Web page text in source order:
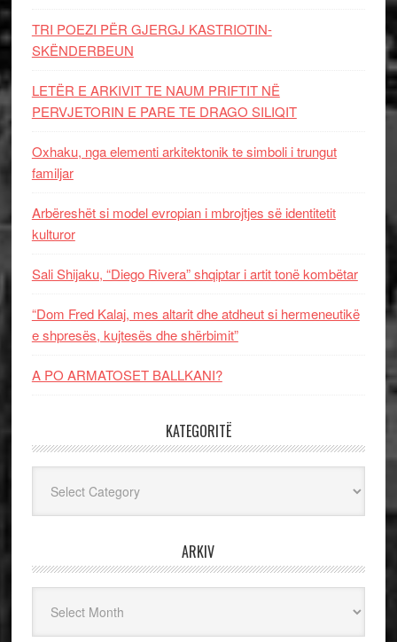
TRI POEZI PËR GJERGJ KASTRIOTIN-
SKËNDERBEUN
LETËR E ARKIVIT TE NAUM PRIFTIT NË
PERVJETORIN E PARE TE DRAGO SILIQIT
Oxhaku, nga elementi arkitektonik te simboli i trungut
familjar
Arbëreshët si model evropian i mbrojtjes së identitetit
kulturor
Sali Shijaku, “Diego Rivera” shqiptar i artit tonë kombëtar
“Dom Fred Kalaj, mes altarit dhe atdheut si hermeneutikë
e shpresës, kujtesës dhe shërbimit”
A PO ARMATOSET BALLKANI?
KATEGORITË
ARKIV